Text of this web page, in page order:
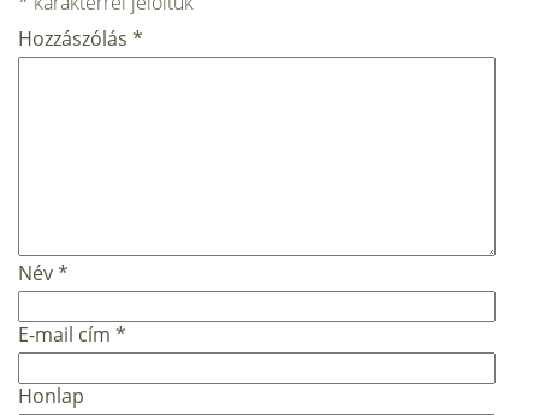
Hozzászólás *
Név*
E-mail cím *
Honlap